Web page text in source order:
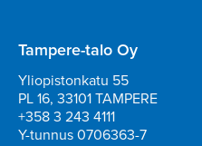
Tampere-talo Oy
Yliopistonkatu 55
PL 16, 33101 TAMPERE
+358 3 243 4111
Y-tunnus 0706363-7